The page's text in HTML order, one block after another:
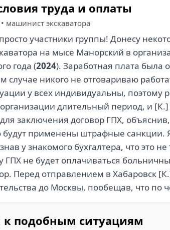
труда и оплаты
• машинист экскаватора
участники группы! Донесу
на мысе Манорский в
года (2024). Заработная плата была
случае никого не отговариваю
у всех индивидуальны,
длительный период, и
заключения договор ГПХ,
будут применены штрафные
у знакомого бухгалтера, что это
ГПХ не будет оплачиваться
Перед отправлением в Хабаровск
до Москвы, пообещав, что по
к подобным ситуациям